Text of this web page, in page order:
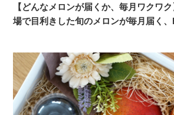
【どんなメロンが届くか、毎月ワクワ
場で目利きした旬のメロンが毎月届く